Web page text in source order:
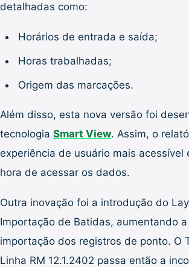
detalhadas como:
Horários de entrada e saída;
Horas trabalhadas;
Origem das marcações.
Além disso, esta nova versão foi
tecnologia Smart View. Assim, o
experiência de usuário mais acessível
hora de acessar os dados.
Outra inovação foi a introdução do
Importação de Batidas, aumentando
importação dos registros de ponto. O
Linha RM 12.1.2402 passa então a